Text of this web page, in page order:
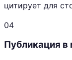
цитирует для
04
Публикация в